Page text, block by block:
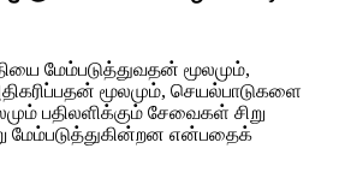
மேம்படுத்துவதன் மூலமும்,
மூலமும், செயல்பாடுகளை
பதிலளிக்கும் சேவைகள் சிறு
என்பதைக்